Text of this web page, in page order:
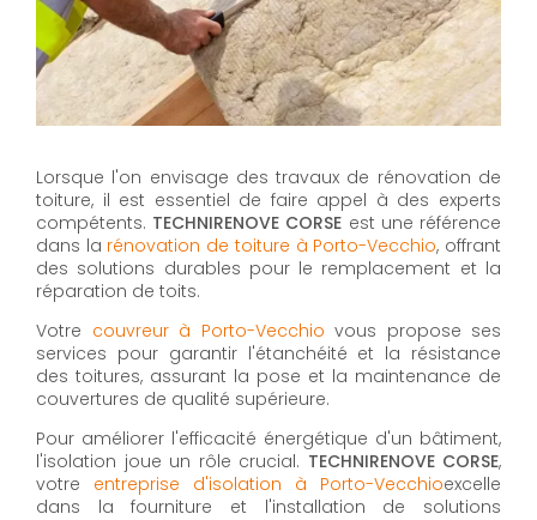
Lorsque l'on envisage des travaux de rénovation de
toiture, il est essentiel de faire appel à des experts
compétents. TECHNIRENOVE CORSE est une référence
dans la rénovation de toiture à Porto-Vecchio, offrant
des solutions durables pour le remplacement et la
réparation de toits.
Votre couvreur à Porto-Vecchio vous propose ses
services pour garantir l'étanchéité et la résistance
des toitures, assurant la pose et la maintenance de
couvertures de qualité supérieure.
Pour améliorer l'efficacité énergétique d'un bâtiment,
l'isolation joue un rôle crucial. TECHNIRENOVE CORSE,
votre entreprise d'isolation à Porto-Vecchioexcelle
dans la fourniture et l'installation de solutions